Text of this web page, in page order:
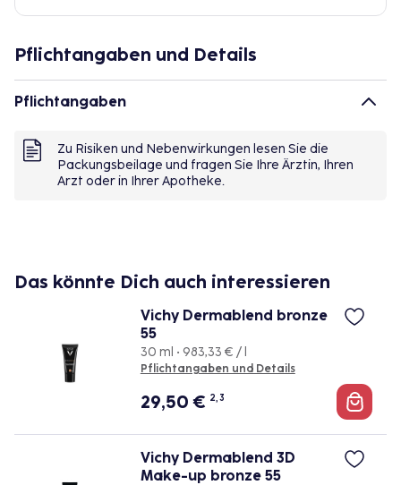
Pflichtangaben und Details
Pflichtangaben
Zu Risiken und Nebenwirkungen lesen Sie die
Packungsbeilage und fragen Sie Ihre Ärztin, Ihren
Arzt oder in Ihrer Apotheke.
Das könnte Dich auch interessieren
Vichy Dermablend bronze
55
30 ml • 983,33 € / l
Pflichtangaben und Details
29,50€ 2, 3
Vichy Dermablend 3D
Make-up bronze 55